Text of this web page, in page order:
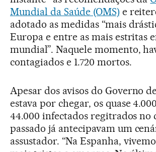
Mundial da Saúde (OMS) e
adotado as medidas “mais
Europa e entre as mais estritas
mundial”. Naquele momento,
contagiados e 1.720 mortos.
Apesar dos avisos do Governo
estava por chegar, os quase
44.000 infectados regitrados no
passado já antecipavam um
assustador. “Na Espanha,